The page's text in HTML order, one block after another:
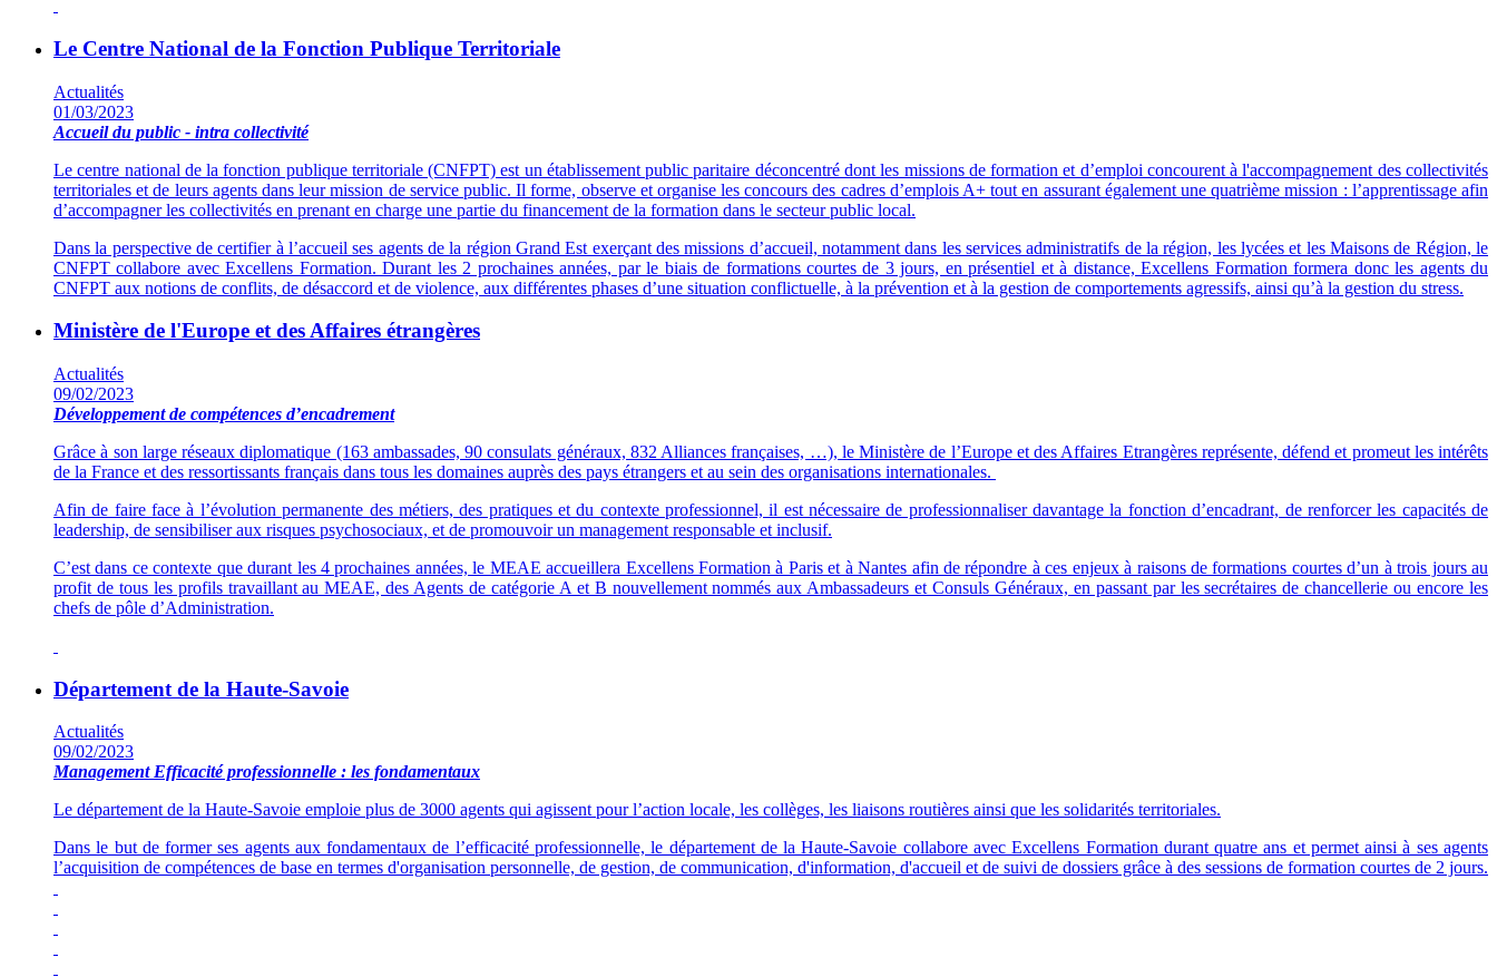
Le Centre National de la Fonction Publique Territoriale
Actualités
01/03/2023
Accueil du public - intra collectivité
Le centre national de la fonction publique territoriale (CNFPT) est un établissement public paritaire déconcentré dont les missions de formation et d’emploi concourent à l'accompagnement des collectivités
territoriales et de leurs agents dans leur mission de service public. Il forme, observe et organise les concours des cadres d’emplois A+ tout en assurant également une quatrième mission : l’apprentissage afin
d’accompagner les collectivités en prenant en charge une partie du financement de la formation dans le secteur public local.
Dans la perspective de certifier à l’accueil ses agents de la région Grand Est exerçant des missions d’accueil, notamment dans les services administratifs de la région, les lycées et les Maisons de Région, le
CNFPT collabore avec Excellens Formation. Durant les 2 prochaines années, par le biais de formations courtes de 3 jours, en présentiel et à distance, Excellens Formation formera donc les agents du
CNFPT aux notions de conflits, de désaccord et de violence, aux différentes phases d’une situation conflictuelle, à la prévention et à la gestion de comportements agressifs, ainsi qu’à la gestion du stress.
Ministère de l'Europe et des Affaires étrangères
Actualités
09/02/2023
Développement de compétences d’encadrement
Grâce à son large réseaux diplomatique (163 ambassades, 90 consulats généraux, 832 Alliances françaises, …), le Ministère de l’Europe et des Affaires Etrangères représente, défend et promeut les intérêts
de la France et des ressortissants français dans tous les domaines auprès des pays étrangers et au sein des organisations internationales.
Afin de faire face à l’évolution permanente des métiers, des pratiques et du contexte professionnel, il est nécessaire de professionnaliser davantage la fonction d’encadrant, de renforcer les capacités de
leadership, de sensibiliser aux risques psychosociaux, et de promouvoir un management responsable et inclusif.
C’est dans ce contexte que durant les 4 prochaines années, le MEAE accueillera Excellens Formation à Paris et à Nantes afin de répondre à ces enjeux à raisons de formations courtes d’un à trois jours au
profit de tous les profils travaillant au MEAE, des Agents de catégorie A et B nouvellement nommés aux Ambassadeurs et Consuls Généraux, en passant par les secrétaires de chancellerie ou encore les
chefs de pôle d’Administration.
Département de la Haute-Savoie
Actualités
09/02/2023
ManagementEfficacité professionnelle : les fondamentaux
Le département de la Haute-Savoie emploie plus de 3000 agents qui agissent pour l’action locale, les collèges, les liaisons routières ainsi que les solidarités territoriales.
Dans le but de former ses agents aux fondamentaux de l’efficacité professionnelle, le département de la Haute-Savoie collabore avec Excellens Formation durant quatre ans et permet ainsi à ses agents
l’acquisition de compétences de base en termes d'organisation personnelle, de gestion, de communication, d'information, d'accueil et de suivi de dossiers grâce à des sessions de formation courtes de 2 jours.